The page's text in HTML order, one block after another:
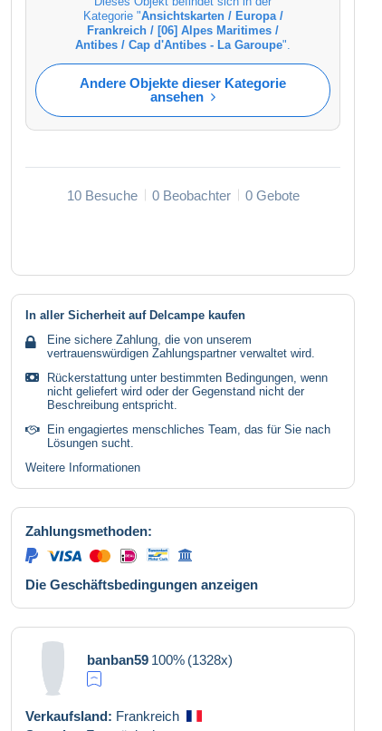
Kategorie "Ansichtskarten / Europa /
Frankreich / [06] Alpes Maritimes /
Antibes / Cap d'Antibes - La Garoupe".
Andere Objekte dieser Kategorie
ansehen
10 Besuche 0 Beobachter 0 Gebote
In aller Sicherheit auf Delcampe kaufen
Eine sichere Zahlung, die von unserem
vertrauenswürdigen Zahlungspartner verwaltet wird.
Rückerstattung unter bestimmten Bedingungen, wenn
nicht geliefert wird oder der Gegenstand nicht der
Beschreibung entspricht.
Ein engagiertes menschliches Team, das für Sie nach
Lösungen sucht.
Weitere Informationen
Zahlungsmethoden:
Die Geschäftsbedingungen anzeigen
banban59 100% (1328x)
Verkaufsland: Frankreich